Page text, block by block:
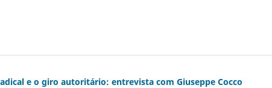
e o giro autoritário: entrevista com Giuseppe Cocco